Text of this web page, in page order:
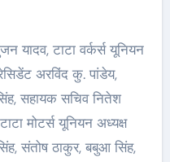
यादव, टाटा वर्कर्स यूनियन
अरविंद कु. पांडेय,
सहायक सचिव नितेश
मोटर्स यूनियन अध्यक्ष
संतोष ठाकुर, बबुआ सिंह,